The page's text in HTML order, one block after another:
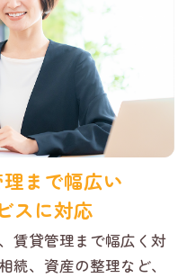
まで幅広い
スに対応
賃貸管理まで幅広く対
続、資産の整理など、